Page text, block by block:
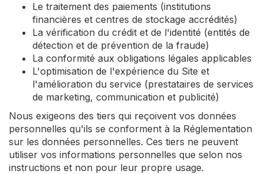
Le traitement des paiements (institutions
financières et centres de stockage accrédités)
La vérification du crédit et de l'identité (entités de
détection et de prévention de la fraude)
La conformité aux obligations légales applicables
L'optimisation de l'expérience du Site et
l'amélioration du service (prestataires de services
de marketing, communication et publicité)
Nous exigeons des tiers qui reçoivent vos données
personnelles qu'ils se conforment à la Réglementation
sur les données personnelles. Ces tiers ne peuvent
utiliser vos informations personnelles que selon nos
instructions et non pour leur propre usage.